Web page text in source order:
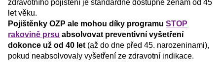
zdravotního pojištění je standardně dostupné ženám od 45
let věku.
Pojištěnky OZP ale mohou díky programu STOP
rakovině prsu absolvovat preventivní vyšetření
dokonce už od 40 let (až do dne před 45. narozeninami),
pokud neabsolvovaly vyšetření ze zdravotní indikace.